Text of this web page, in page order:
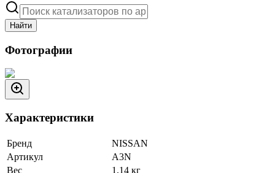
Найти
Фотографии
Характеристики
Бренд
NISSAN
Артикул
A3N
Вес
1.14 кг